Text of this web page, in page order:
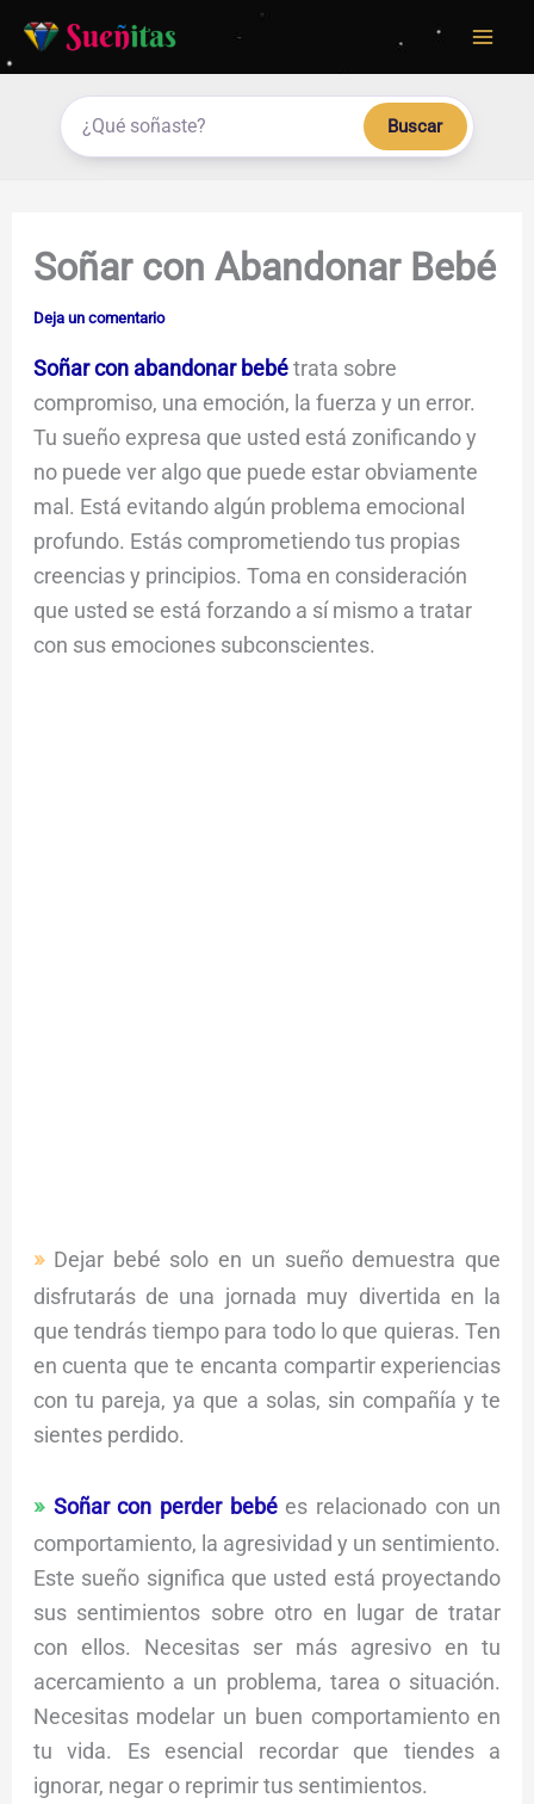
Buscar
Soñar con Abandonar Bebé
Deja un comentario
Soñar con abandonar bebétrata sobre
compromiso, una emoción, la fuerza y un error.
Tu sueño expresa que usted está zonificando y
no puede ver algo que puede estar obviamente
mal. Está evitando algún problema emocional
profundo. Estás comprometiendo tus propias
creencias y principios. Toma en consideración
que usted se está forzando a sí mismo a tratar
con sus emociones subconscientes.
Dejar bebé solo en un sueño demuestra que
disfrutarás de una jornada muy divertida en la
que tendrás tiempo para todo lo que quieras. Ten
en cuenta que te encanta compartir experiencias
con tu pareja, ya que a solas, sin compañía y te
sientes perdido.
Soñar con perder bebées relacionado con un
comportamiento, la agresividad y un sentimiento.
Este sueño significa que usted está proyectando
sus sentimientos sobre otro en lugar de tratar
con ellos. Necesitas ser más agresivo en tu
acercamiento a un problema, tarea o situación.
Necesitas modelar un buen comportamiento en
tu vida. Es esencial recordar que tiendes a
ignorar, negar o reprimir tus sentimientos.